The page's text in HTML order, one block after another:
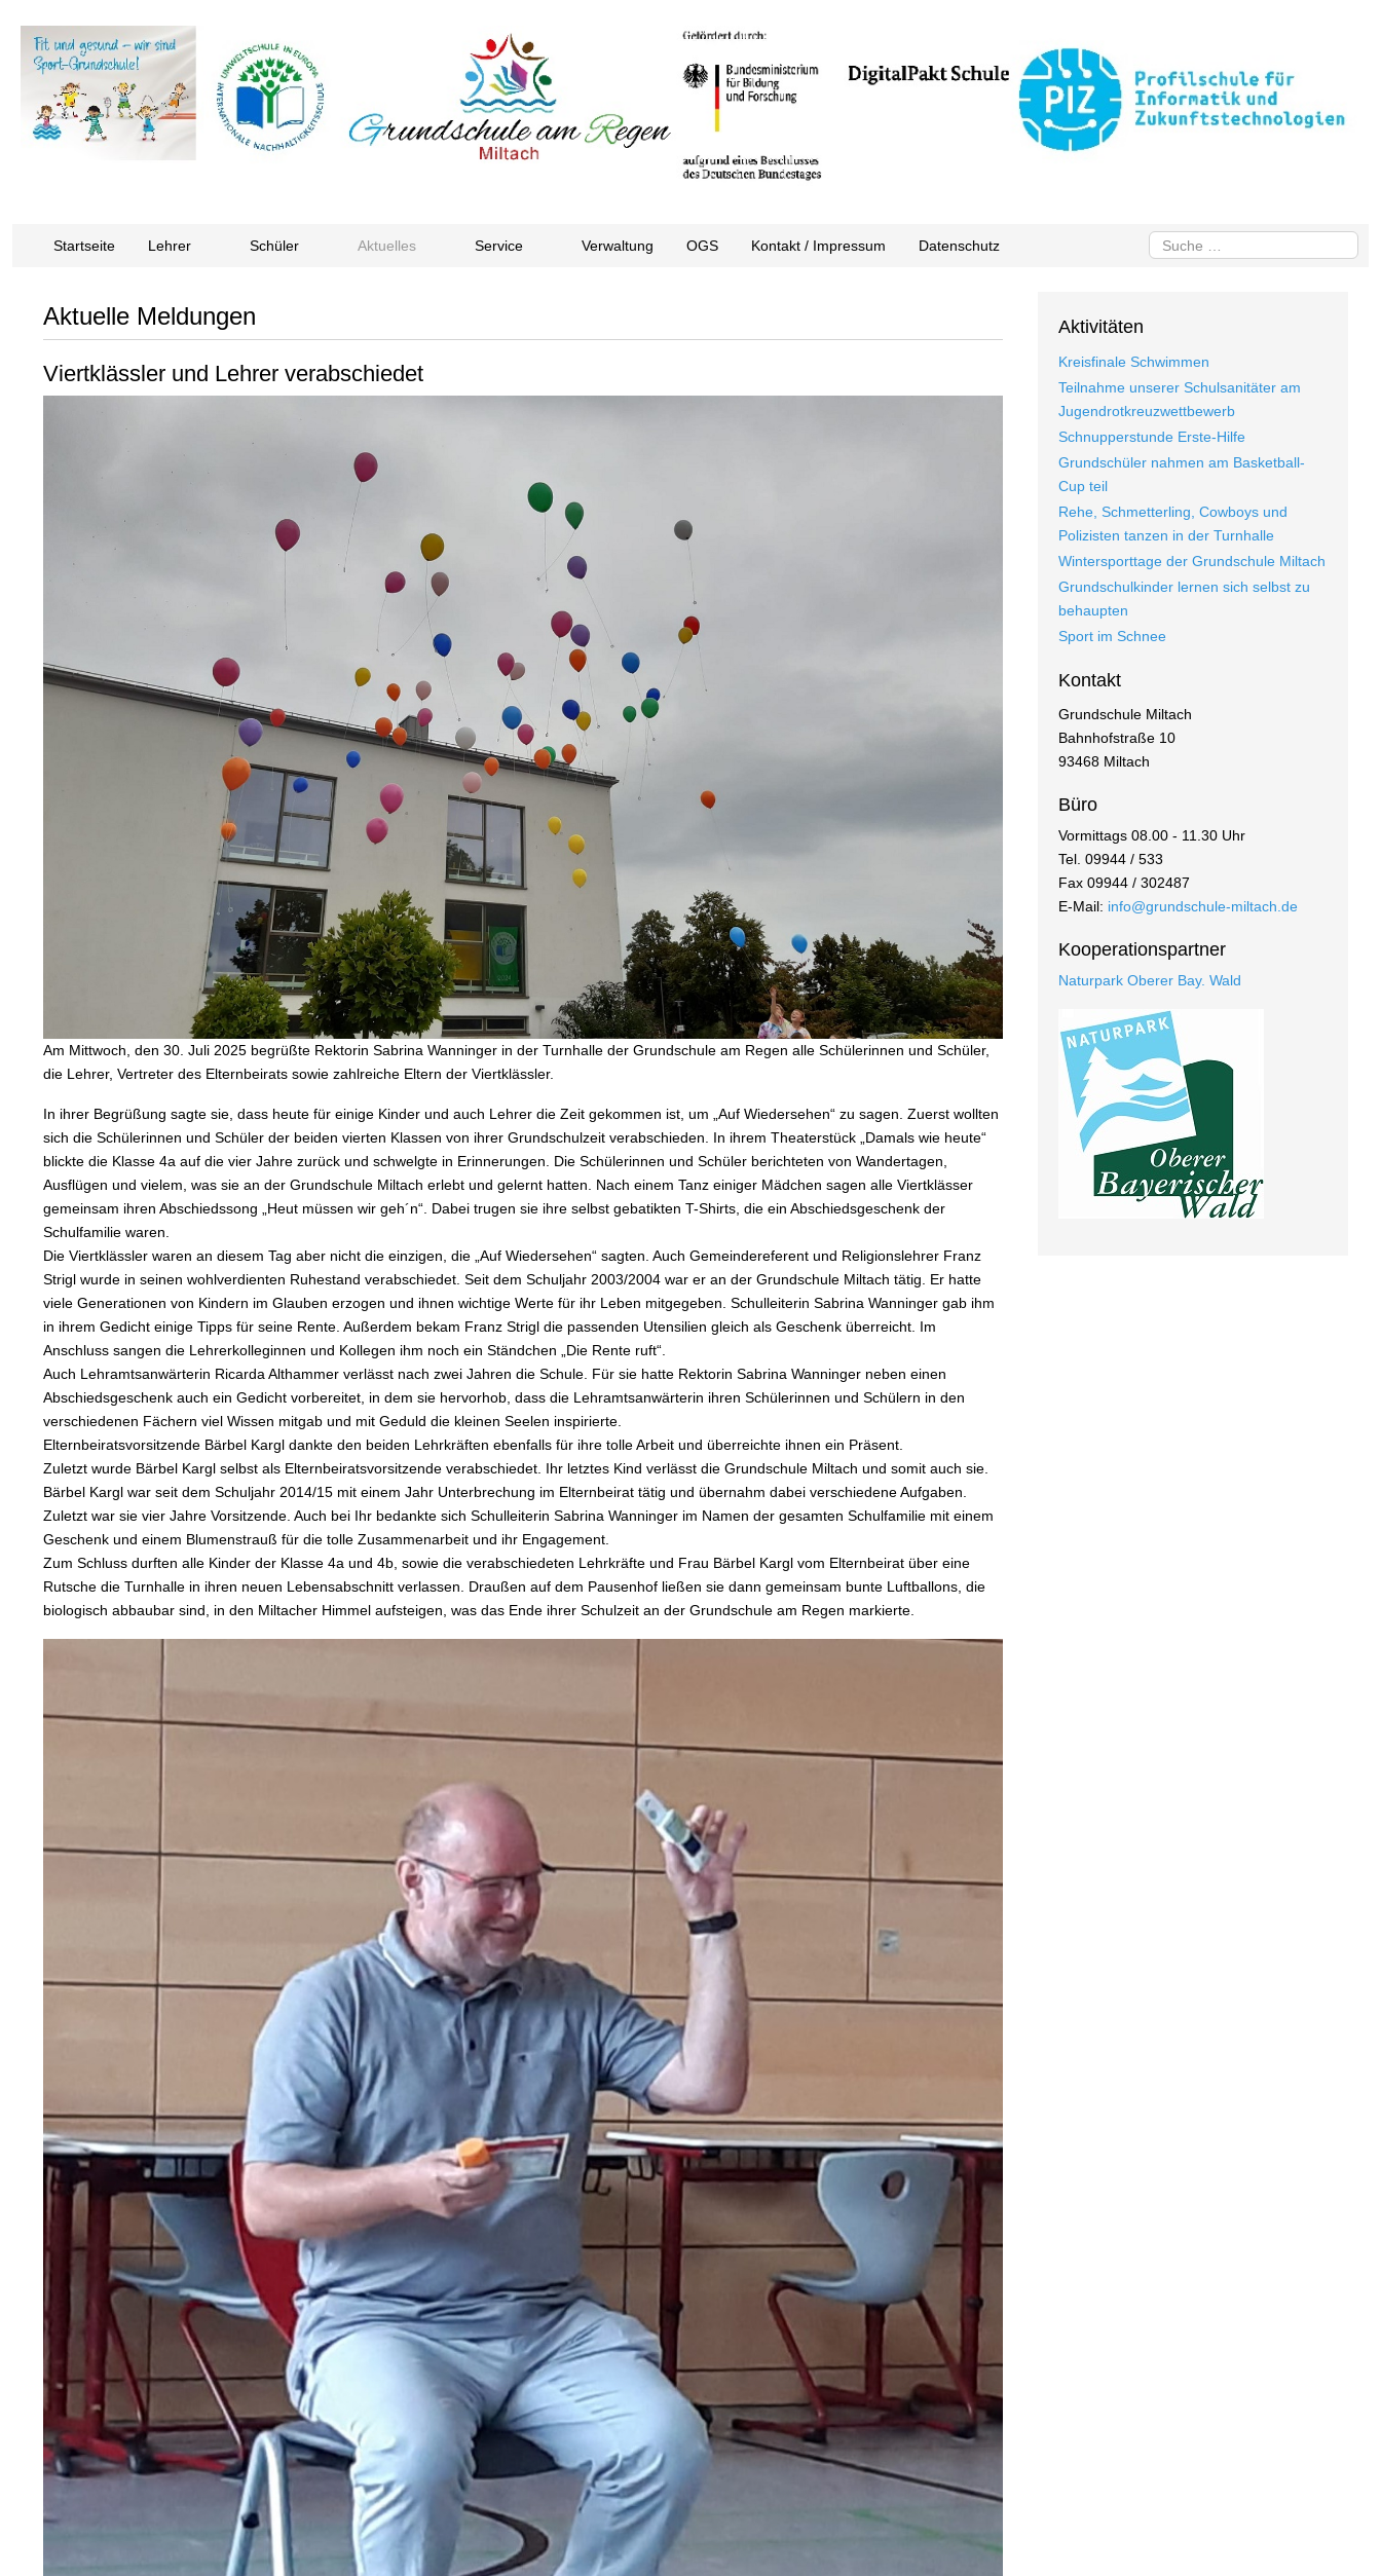
Startseite Lehrer Schüler Aktuelles Service Verwaltung OGS Kontakt / Impressum Datenschutz Suchen
Aktuelle Meldungen
Viertklässler und Lehrer verabschiedet
Am Mittwoch, den 30. Juli 2025 begrüßte Rektorin Sabrina Wanninger in der Turnhalle der Grundschule am Regen alle Schülerinnen und Schüler,
die Lehrer, Vertreter des Elternbeirats sowie zahlreiche Eltern der Viertklässler.
In ihrer Begrüßung sagte sie, dass heute für einige Kinder und auch Lehrer die Zeit gekommen ist, um „Auf Wiedersehen“ zu sagen. Zuerst wollten
sich die Schülerinnen und Schüler der beiden vierten Klassen von ihrer Grundschulzeit verabschieden. In ihrem Theaterstück „Damals wie heute“
blickte die Klasse 4a auf die vier Jahre zurück und schwelgte in Erinnerungen. Die Schülerinnen und Schüler berichteten von Wandertagen,
Ausflügen und vielem, was sie an der Grundschule Miltach erlebt und gelernt hatten. Nach einem Tanz einiger Mädchen sagen alle Viertklässer
gemeinsam ihren Abschiedssong „Heut müssen wir geh´n“. Dabei trugen sie ihre selbst gebatikten T-Shirts, die ein Abschiedsgeschenk der
Schulfamilie waren.
Die Viertklässler waren an diesem Tag aber nicht die einzigen, die „Auf Wiedersehen“ sagten. Auch Gemeindereferent und Religionslehrer Franz
Strigl wurde in seinen wohlverdienten Ruhestand verabschiedet. Seit dem Schuljahr 2003/2004 war er an der Grundschule Miltach tätig. Er hatte
viele Generationen von Kindern im Glauben erzogen und ihnen wichtige Werte für ihr Leben mitgegeben. Schulleiterin Sabrina Wanninger gab ihm
in ihrem Gedicht einige Tipps für seine Rente. Außerdem bekam Franz Strigl die passenden Utensilien gleich als Geschenk überreicht. Im
Anschluss sangen die Lehrerkolleginnen und Kollegen ihm noch ein Ständchen „Die Rente ruft“.
Auch Lehramtsanwärterin Ricarda Althammer verlässt nach zwei Jahren die Schule. Für sie hatte Rektorin Sabrina Wanninger neben einen
Abschiedsgeschenk auch ein Gedicht vorbereitet, in dem sie hervorhob, dass die Lehramtsanwärterin ihren Schülerinnen und Schülern in den
verschiedenen Fächern viel Wissen mitgab und mit Geduld die kleinen Seelen inspirierte.
Elternbeiratsvorsitzende Bärbel Kargl dankte den beiden Lehrkräften ebenfalls für ihre tolle Arbeit und überreichte ihnen ein Präsent.
Zuletzt wurde Bärbel Kargl selbst als Elternbeiratsvorsitzende verabschiedet. Ihr letztes Kind verlässt die Grundschule Miltach und somit auch sie.
Bärbel Kargl war seit dem Schuljahr 2014/15 mit einem Jahr Unterbrechung im Elternbeirat tätig und übernahm dabei verschiedene Aufgaben.
Zuletzt war sie vier Jahre Vorsitzende. Auch bei Ihr bedankte sich Schulleiterin Sabrina Wanninger im Namen der gesamten Schulfamilie mit einem
Geschenk und einem Blumenstrauß für die tolle Zusammenarbeit und ihr Engagement.
Zum Schluss durften alle Kinder der Klasse 4a und 4b, sowie die verabschiedeten Lehrkräfte und Frau Bärbel Kargl vom Elternbeirat über eine
Rutsche die Turnhalle in ihren neuen Lebensabschnitt verlassen. Draußen auf dem Pausenhof ließen sie dann gemeinsam bunte Luftballons, die
biologisch abbaubar sind, in den Miltacher Himmel aufsteigen, was das Ende ihrer Schulzeit an der Grundschule am Regen markierte.
Aktivitäten
Kreisfinale Schwimmen
Teilnahme unserer Schulsanitäter am
Jugendrotkreuzwettbewerb
Schnupperstunde Erste-Hilfe
Grundschüler nahmen am Basketball-
Cup teil
Rehe, Schmetterling, Cowboys und
Polizisten tanzen in der Turnhalle
Wintersporttage der Grundschule Miltach
Grundschulkinder lernen sich selbst zu
behaupten
Sport im Schnee
Kontakt
Grundschule Miltach
Bahnhofstraße 10
93468 Miltach
Büro
Vormittags 08.00 - 11.30 Uhr
Tel. 09944 / 533
Fax 09944 / 302487
E-Mail: info@grundschule-miltach.de
Kooperationspartner
Naturpark Oberer Bay. Wald